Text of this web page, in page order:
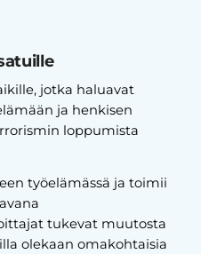
jotka haluavat
ja henkisen
loppumista
työelämässä ja toimii
tukevat muutosta
olekaan omakohtaisia